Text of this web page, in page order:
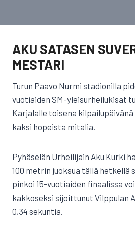
AKU SATASEN
MESTARI
Turun Paavo Nurmi stadionilla
vuotiaiden SM-yleisurheilukisat
Karjalalle toisena
kaksi hopeista mitalia.
Pyhäselän Urheilijain Aku Kurki
100 metrin juoksua tällä hetkellä
pinkoi 15-vuotiaiden finaalissa
kakkoseksi sijoittunut Vilppulan
0,34 sekuntia.